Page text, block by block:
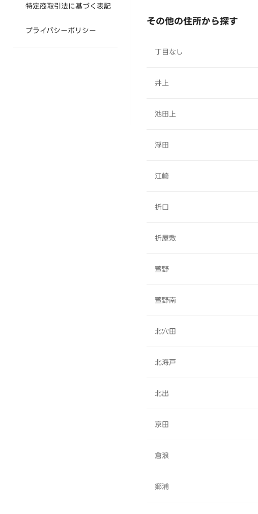
特定商取引法に基づく表記
プライバシーポリシー
その他の住所から探す
丁目なし
井上
池田上
浮田
江崎
折口
折屋敷
萱野
萱野南
北穴田
北海戸
北出
京田
倉浪
郷浦